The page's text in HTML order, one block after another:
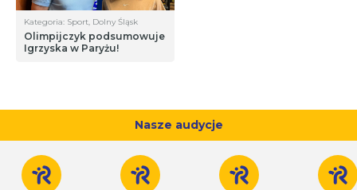
Kategoria: Sport, Dolny Śląsk
Olimpijczyk podsumowuje
Igrzyska w Paryżu!
Nasze audycje